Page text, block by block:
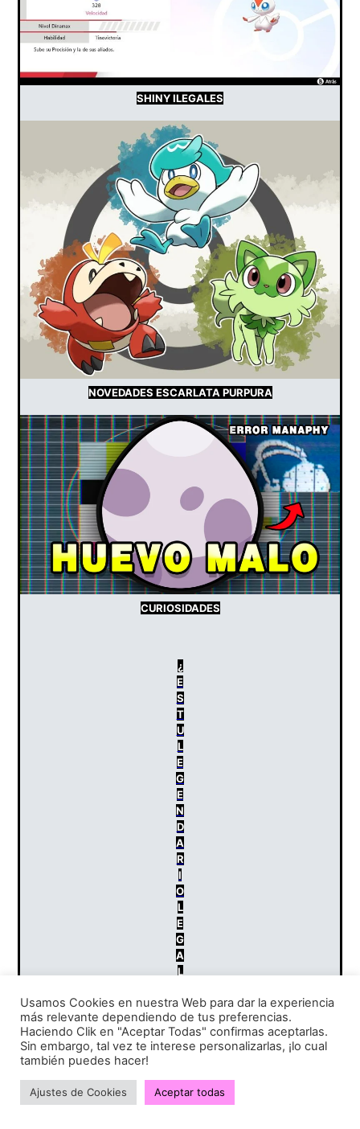
SHINY ILEGALES
NOVEDADES ESCARLATA PURPURA
CURIOSIDADES
¿
E
S
T
U
L
E
G
E
N
D
A
R
I
O
L
E
G
A
L
Usamos Cookies en nuestra Web para dar la experiencia
más relevante dependiendo de tus preferencias.
Haciendo Clik en "Aceptar Todas" confirmas aceptarlas.
Sin embargo, tal vez te interese personalizarlas, ¡lo cual
también puedes hacer!
Ajustes de Cookies Aceptar todas